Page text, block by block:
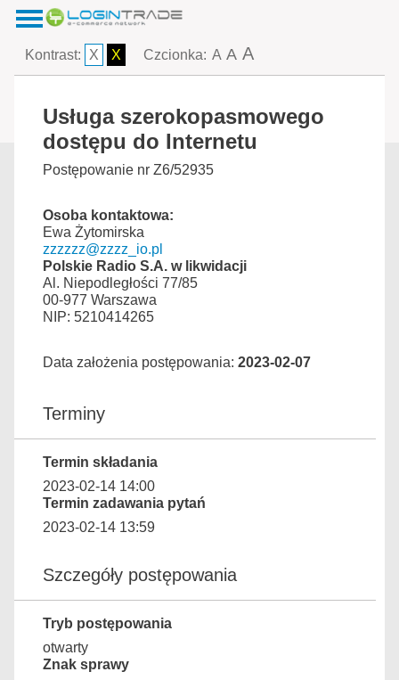
Kontrast: X X Czcionka: A A A
Usługa szerokopasmowego
dostępu do Internetu
Postępowanie nr Z6/52935
Osoba kontaktowa:
Ewa Żytomirska
zzzzzz@zzzz_io.pl
Polskie Radio S.A. w likwidacji
Al. Niepodległości 77/85
00-977 Warszawa
NIP: 5210414265
Data założenia postępowania: 2023-02-07
Terminy
Termin składania
2023-02-14 14:00
Termin zadawania pytań
2023-02-14 13:59
Szczegóły postępowania
Tryb postępowania
otwarty
Znak sprawy